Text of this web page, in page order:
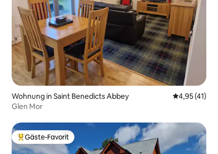
Wohnung in Saint Benedicts Abbey
4,95 (41)
Glen Mor
Beliebter Gäste-Favorit.
Gäste-Favorit